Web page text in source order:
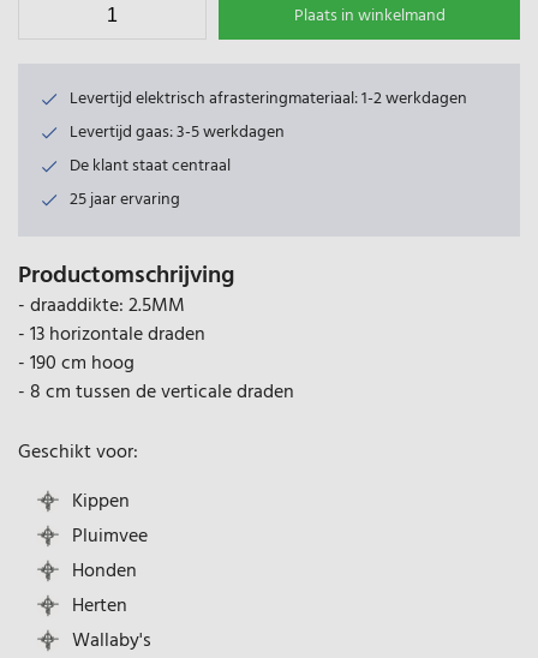
Plaats in winkelmand
Levertijd elektrisch afrasteringmateriaal: 1-2 werkdagen
Levertijd gaas: 3-5 werkdagen
De klant staat centraal
25 jaar ervaring
Productomschrijving
- draaddikte: 2.5MM
- 13 horizontale draden
- 190 cm hoog
- 8 cm tussen de verticale draden
Geschikt voor:
Kippen
Pluimvee
Honden
Herten
Wallaby's